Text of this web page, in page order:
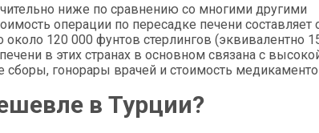
ниже по сравнению со многими другими
операции по пересадке печени составляет
120 000 фунтов стерлингов (эквивалентно
печени в этих странах в основном связана с
гонорары врачей и стоимость
в Турции?